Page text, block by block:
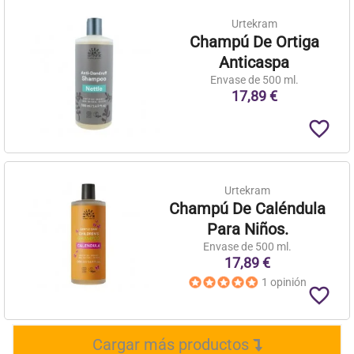
Urtekram
Champú De Ortiga
Anticaspa
Envase de 500 ml.
17,89 €
favorite_border
Urtekram
Champú De Caléndula
Para Niños.
Envase de 500 ml.
17,89 €
1 opinión
favorite_border
Cargar más productos